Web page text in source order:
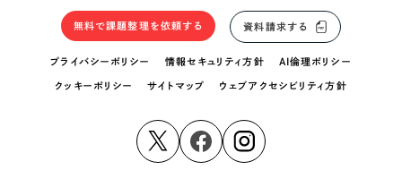
無料で課題整理を依頼する 資料請求する
プライバシーポリシー 情報セキュリティ方針 AI倫理ポリシー
クッキーポリシー サイトマップ ウェブアクセシビリティ方針